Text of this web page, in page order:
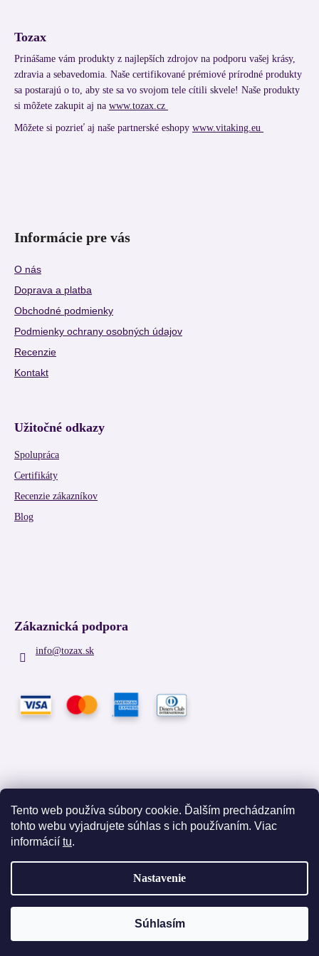
Tento web používa súbory cookie. Ďalším prechádzaním
tohto webu vyjadrujete súhlas s ich používaním. Viac
informácií tu.
Nastavenie
Súhlasím
Tozax
Prinášame vám produkty z najlepších zdrojov na podporu vašej krásy,
zdravia a sebavedomia. Naše certifikované prémiové prírodné produkty
sa postarajú o to, aby ste sa vo svojom tele cítili skvele! Naše produkty
si môžete zakupit aj na www.tozax.cz
Môžete si pozrieť aj naše partnerské eshopy www.vitaking.eu
Informácie pre vás
O nás
Doprava a platba
Obchodné podmienky
Podmienky ochrany osobných údajov
Recenzie
Kontakt
Užitočné odkazy
Spolupráca
Certifikáty
Recenzie zákazníkov
Blog
Zákaznická podpora
info@tozax.sk
Facebook
TOZAX . Všetky práva vyhradené.